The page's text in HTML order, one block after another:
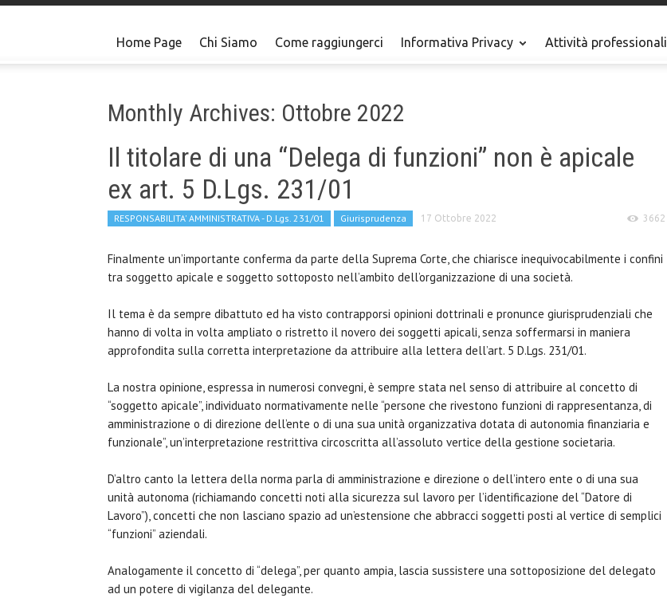
Home Page Chi Siamo Come raggiungerci Informativa Privacy Attività professionali
Monthly Archives: Ottobre 2022
Il titolare di una “Delega di funzioni” non è apicale
ex art. 5 D.Lgs. 231/01
RESPONSABILITA' AMMINISTRATIVA - D.Lgs. 231/01 Giurisprudenza 17 Ottobre 2022 3662
Finalmente un’importante conferma da parte della Suprema Corte, che chiarisce inequivocabilmente i confini
tra soggetto apicale e soggetto sottoposto nell’ambito dell’organizzazione di una società.
Il tema è da sempre dibattuto ed ha visto contrapporsi opinioni dottrinali e pronunce giurisprudenziali che
hanno di volta in volta ampliato o ristretto il novero dei soggetti apicali, senza soffermarsi in maniera
approfondita sulla corretta interpretazione da attribuire alla lettera dell’art. 5 D.Lgs. 231/01.
La nostra opinione, espressa in numerosi convegni, è sempre stata nel senso di attribuire al concetto di
“soggetto apicale”, individuato normativamente nelle “persone che rivestono funzioni di rappresentanza, di
amministrazione o di direzione dell’ente o di una sua unità organizzativa dotata di autonomia finanziaria e
funzionale”, un’interpretazione restrittiva circoscritta all’assoluto vertice della gestione societaria.
D’altro canto la lettera della norma parla di amministrazione e direzione o dell’intero ente o di una sua
unità autonoma (richiamando concetti noti alla sicurezza sul lavoro per l’identificazione del “Datore di
Lavoro”), concetti che non lasciano spazio ad un’estensione che abbracci soggetti posti al vertice di semplici
“funzioni” aziendali.
Analogamente il concetto di “delega”, per quanto ampia, lascia sussistere una sottoposizione del delegato
ad un potere di vigilanza del delegante.